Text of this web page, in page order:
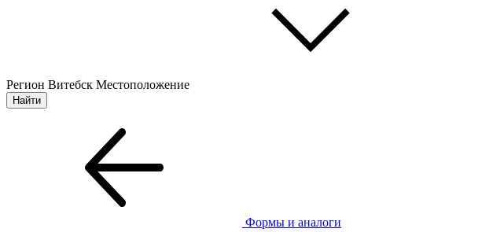
Регион Витебск Местоположение
Формы и аналоги